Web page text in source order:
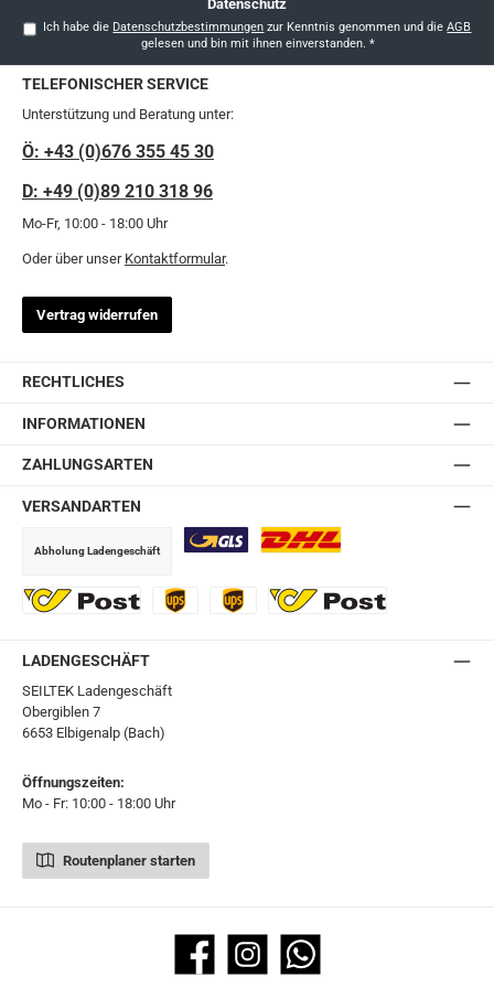
Datenschutz
Ich habe die Datenschutzbestimmungen zur Kenntnis genommen und dieAGB
gelesen und bin mit ihnen einverstanden. *
TELEFONISCHER SERVICE
Unterstützung und Beratung unter:
Ö: +43 (0)676 355 45 30
D: +49 (0)89 210 318 96
Mo-Fr, 10:00 - 18:00 Uhr
Oder über unser Kontaktformular.
Vertrag widerrufen
RECHTLICHES
INFORMATIONEN
ZAHLUNGSARTEN
VERSANDARTEN
Abholung Ladengeschäft
LADENGESCHÄFT
SEILTEK Ladengeschäft
Obergiblen 7
6653 Elbigenalp (Bach)
Öffnungszeiten:
Mo - Fr: 10:00 - 18:00 Uhr
Routenplaner starten
Facebook Instagram WhatsApp